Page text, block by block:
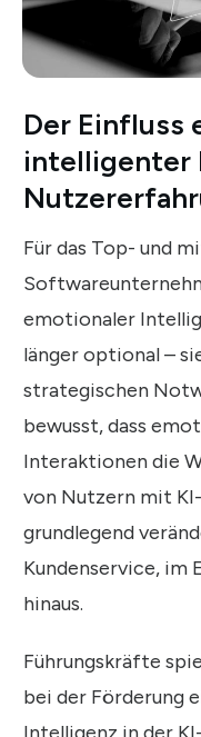
Der Einfluss
intelligenter
Für das Top- und
emotionaler
länger optional –
strategischen
bewusst, dass
Interaktionen die
von Nutzern mit
grundlegend
Kundenservice, im
hinaus.
Führungskräfte
bei der Förderung